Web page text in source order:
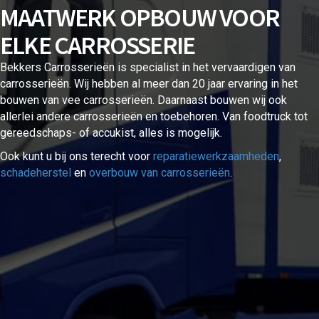
MAATWERK OPBOUW VOOR
ELKE CARROSSERIE
Bekkers Carrosserieën is specialist in het vervaardigen van
carrosserieën. Wij hebben al meer dan 20 jaar ervaring in het
bouwen van vee carrosserieën. Daarnaast bouwen wij ook
allerlei andere carrosserieën en toebehoren. Van foodtruck tot
gereedschaps- of accukist, alles is mogelijk.
Ook kunt u bij ons terecht voor reparatiewerkzaamheden,
schadeherstel en overbouw van carrosserieën.